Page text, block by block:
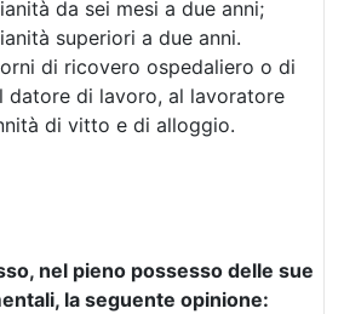
da sei mesi a due anni;
superiori a due anni.
di ricovero ospedaliero o di
datore di lavoro, al lavoratore
di vitto e di alloggio.
nel pieno possesso delle sue
la seguente opinione: